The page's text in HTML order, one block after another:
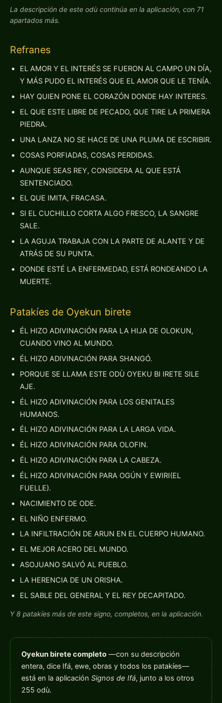
La descripción de este odù continúa en la aplicación, con 71
apartados más.
Refranes
EL AMOR Y EL INTERÉS SE FUERON AL CAMPO UN DÍA,
Y MÁS PUDO EL INTERÉS QUE EL AMOR QUE LE TENÍA.
HAY QUIEN PONE EL CORAZÓN DONDE HAY INTERES.
EL QUE ESTE LIBRE DE PECADO, QUE TIRE LA PRIMERA
PIEDRA.
UNA LANZA NO SE HACE DE UNA PLUMA DE ESCRIBIR.
COSAS PORFIADAS, COSAS PERDIDAS.
AUNQUE SEAS REY, CONSIDERA AL QUE ESTÁ
SENTENCIADO.
EL QUE IMITA, FRACASA.
SI EL CUCHILLO CORTA ALGO FRESCO, LA SANGRE
SALE.
LA AGUJA TRABAJA CON LA PARTE DE ALANTE Y DE
ATRÁS DE SU PUNTA.
DONDE ESTÉ LA ENFERMEDAD, ESTÁ RONDEANDO LA
MUERTE.
Patakíes de Oyekun birete
ÉL HIZO ADIVINACIÓN PARA LA HIJA DE OLOKUN,
CUANDO VINO AL MUNDO.
ÉL HIZO ADIVINACIÓN PARA SHANGÓ.
PORQUE SE LLAMA ESTE ODÙ OYEKU BI IRETE SILE
AJE.
ÉL HIZO ADIVINACIÓN PARA LOS GENITALES
HUMANOS.
ÉL HIZO ADIVINACIÓN PARA LA LARGA VIDA.
ÉL HIZO ADIVINACIÓN PARA OLOFIN.
ÉL HIZO ADIVINACIÓN PARA LA CABEZA.
ÉL HIZO ADIVINACIÓN PARA OGÚN Y EWIRI(EL
FUELLE).
NACIMIENTO DE ODE.
EL NIÑO ENFERMO.
LA INFILTRACIÓN DE ARUN EN EL CUERPO HUMANO.
EL MEJOR ACERO DEL MUNDO.
ASOJUANO SALVÓ AL PUEBLO.
LA HERENCIA DE UN ORISHA.
EL SABLE DEL GENERAL Y EL REY DECAPITADO.
Y 8 patakíes más de este signo, completos, en la aplicación.
Oyekun birete completo—con su descripción
entera, dice Ifá, ewe, obras y todos los patakíes—
está en la aplicación Signos de Ifá, junto a los otros
255 odù.